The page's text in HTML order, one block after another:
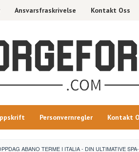
Ansvarsfraskrivelse Kontakt Oss
Personvernregler Kontakt
ABANO TERME I ITALIA - DIN ULTIMATIVE